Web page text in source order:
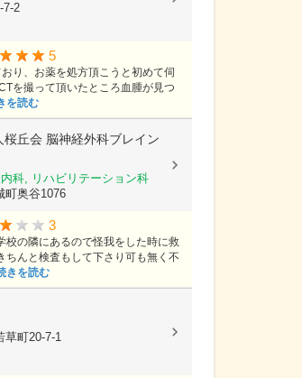
7-2
5
り、お薬を処方頂こうと初めて伺
を撮って頂いたところ血腫が見つ
を読む
桜丘会 脳神経外科ブレイン
科, リハビリテーション科
町奥谷1076
3
校の隣にあるので怪我をした時に救
ちんと検査もして下さり可も無く不
きを読む
草町20-7-1